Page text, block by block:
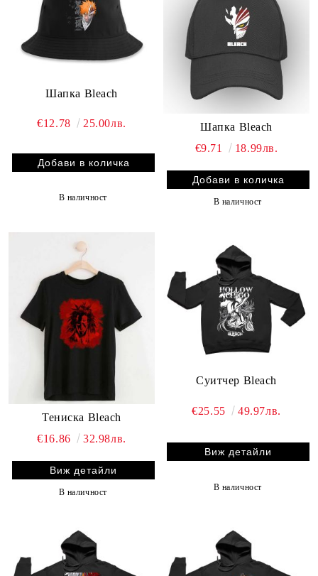
Шапка Bleach
€12.78 25.00лв.
В наличност
Шапка Bleach
€9.71
18.99лв.
В наличност
Тениска Bleach
€16.86
32.98лв.
Виж детайли
В наличност
Суитчер Bleach
€25.55 49.97лв.
Виж детайли
В наличност